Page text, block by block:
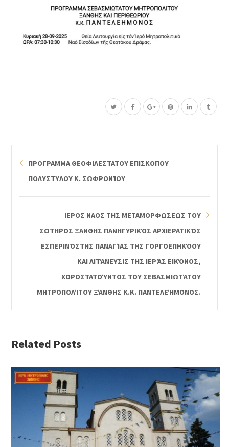
ΠΡΟΓΡΑΜΜΑ ΘΕΟΦΙΛΕΣΤΑΤΟΥ ΕΠΙΣΚΟΠΟΥ
ΠΟΛΥΣΤΥΛΟΥ Κ. ΣΩΦΡΟΝΊΟΥ
ΙΕΡΟΣ ΝΑΟΣ ΤΗΣ ΜΕΤΑΜΟΡΦΩΣΕΩΣ ΤΟΥ
ΣΩΤΗΡΟΣ ΞΑΝΘΗΣ ΠΑΝΗΓΥΡΙΚΌΣ ΑΡΧΙΕΡΑΤΙΚΌΣ
ΕΣΠΕΡΙΝΌΣΤΗΣ ΠΑΝΑΓΊΑΣ ΤΗΣ ΓΟΡΓΟΕΠΗΚΌΟΥ
ΚΑΙ ΛΙΤΆΝΕΥΣΙΣ ΤΗΣ ΙΕΡΆΣ ΕΙΚΌΝΟΣ,
ΧΟΡΟΣΤΑΤΟΎΝΤΟΣ ΤΟΥ ΣΕΒΑΣΜΙΩΤΆΤΟΥ
ΜΗΤΡΟΠΟΛΊΤΟΥ ΞΆΝΘΗΣ Κ.Κ. ΠΑΝΤΕΛΕΉΜΟΝΟΣ.
Related Posts